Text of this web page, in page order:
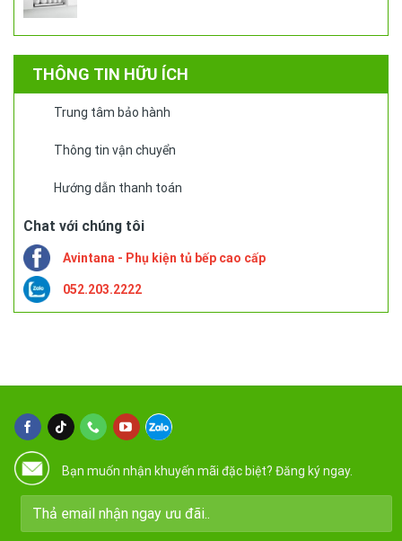
THÔNG TIN HỮU ÍCH
Trung tâm bảo hành
Thông tin vận chuyển
Hướng dẫn thanh toán
Chat với chúng tôi
Avintana - Phụ kiện tủ bếp cao cấp
052.203.2222
Bạn muốn nhận khuyến mãi đặc biệt? Đăng ký ngay.